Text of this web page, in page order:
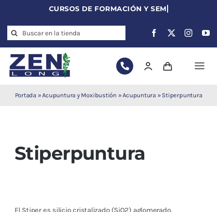
content
Search
for:
acupuntura
Auriculoterapia
Auriculomedicina
Portada »Acupuntura y Moxibustión »Acupuntura » Stiperpuntura
Stiperpuntura
El Stiper es silicio cristalizado (SiO2) aglomerado,